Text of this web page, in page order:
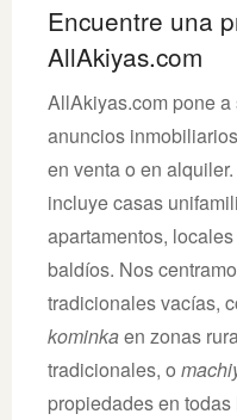
Encuentre una
AllAkiyas.com
AllAkiyas.com pone
anuncios
en venta o en
incluye casas
apartamentos,
baldíos. Nos
tradicionales vacías,
kominkaen zonas
tradicionales, o
propiedades en